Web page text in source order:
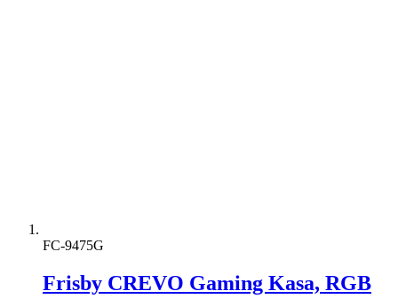
FC-9475G
Frisby CREVO Gaming Kasa, RGB